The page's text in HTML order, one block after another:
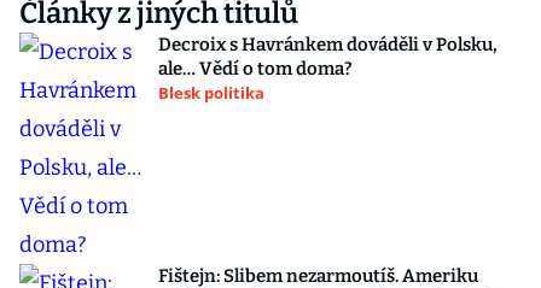
Články z jiných titulů
Decroix s Havránkem dováděli v Polsku,
ale… Vědí o tom doma?
Blesk politika
Fištejn: Slibem nezarmoutíš. Ameriku